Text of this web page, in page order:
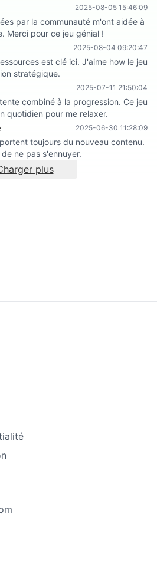
2025-08-05 15:46:09
par la communauté m'ont aidée à
Merci pour ce jeu génial !
2025-08-04 09:20:47
est clé ici. J'aime how le jeu
stratégique.
2025-07-11 21:50:04
combiné à la progression. Ce jeu
quotidien pour me relaxer.
2025-06-30 11:28:09
toujours du nouveau contenu.
ne pas s'ennuyer.
plus